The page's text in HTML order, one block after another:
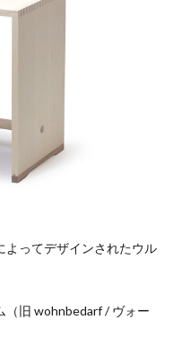
よってデザインされたウル
（旧 wohnbedarf / ヴォー